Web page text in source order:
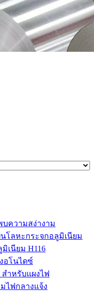
ความสง่างาม
นโลหะกระจกอลูมิเนียม
เนียม H116
อโนไดซ์
สำหรับแผงไฟ
ไฟกลางแจ้ง